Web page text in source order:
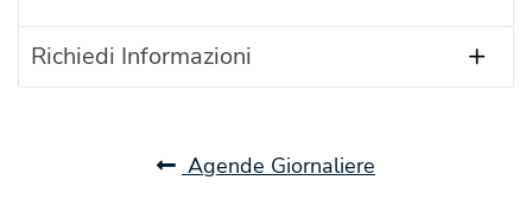
Richiedi Informazioni
Agende Giornaliere